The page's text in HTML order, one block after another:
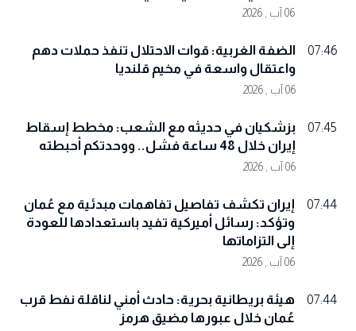
06 آب , 2026
07:46
الضفة الغربية: قوات الاحتلال تنفذ حملات دهم
واعتقال واسعة في مخيم قلنديا
06 آب , 2026
07:45
بزشكيان في حديثه مع الشعب: مخطط إسقاط
إيران خلال 48 ساعة فشل.. ووحدتكم أحبطته
06 آب , 2026
07:44
إيران تكشف تفاصيل تفاهمات مبدئية مع عُمان
وتؤكد: رسائل أميركية تفيد باستعدادها للعودة
إلى التزاماتها
06 آب , 2026
07:44
هيئة بريطانية بحرية: حادث أمني لناقلة نفط قرب
عُمان خلال عبورها مضيق هرمز